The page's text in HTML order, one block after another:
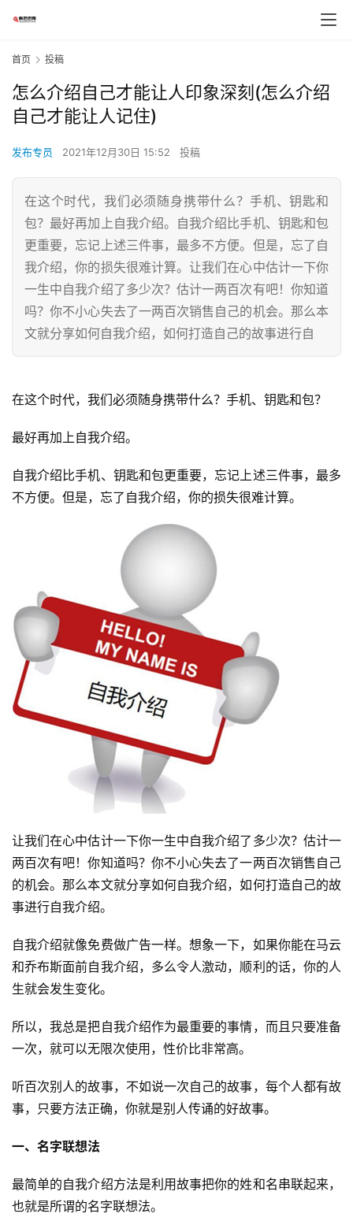
首页 投稿
怎么介绍自己才能让人印象深刻(怎么介绍
自己才能让人记住)
发布专员 2021年12月30日 15:52 投稿
在这个时代，我们必须随身携带什么？手机、钥匙和
包？最好再加上自我介绍。自我介绍比手机、钥匙和包
更重要，忘记上述三件事，最多不方便。但是，忘了自
我介绍，你的损失很难计算。让我们在心中估计一下你
一生中自我介绍了多少次？估计一两百次有吧！你知道
吗？你不小心失去了一两百次销售自己的机会。那么本
文就分享如何自我介绍，如何打造自己的故事进行自
在这个时代，我们必须随身携带什么？手机、钥匙和包？
最好再加上自我介绍。
自我介绍比手机、钥匙和包更重要，忘记上述三件事，最多
不方便。但是，忘了自我介绍，你的损失很难计算。
让我们在心中估计一下你一生中自我介绍了多少次？估计一
两百次有吧！你知道吗？你不小心失去了一两百次销售自己
的机会。那么本文就分享如何自我介绍，如何打造自己的故
事进行自我介绍。
自我介绍就像免费做广告一样。想象一下，如果你能在马云
和乔布斯面前自我介绍，多么令人激动，顺利的话，你的人
生就会发生变化。
所以，我总是把自我介绍作为最重要的事情，而且只要准备
一次，就可以无限次使用，性价比非常高。
听百次别人的故事，不如说一次自己的故事，每个人都有故
事，只要方法正确，你就是别人传诵的好故事。
一、名字联想法
最简单的自我介绍方法是利用故事把你的姓和名串联起来，
也就是所谓的名字联想法。